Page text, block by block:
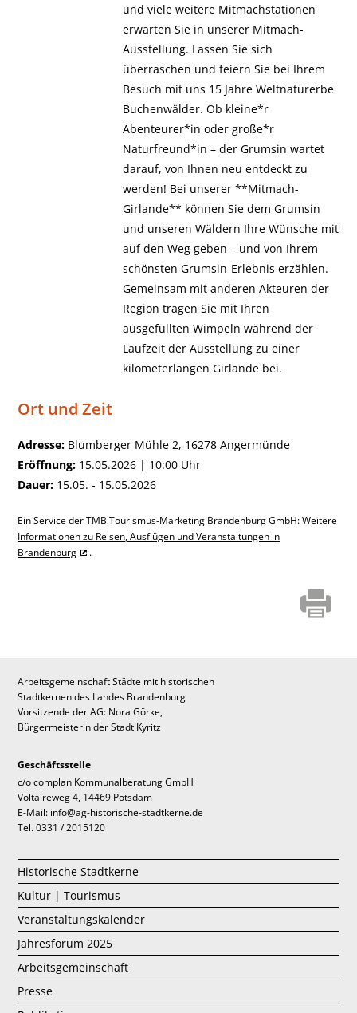
und viele weitere Mitmachstationen
erwarten Sie in unserer Mitmach-
Ausstellung. Lassen Sie sich
überraschen und feiern Sie bei Ihrem
Besuch mit uns 15 Jahre Weltnaturerbe
Buchenwälder. Ob kleine*r
Abenteurer*in oder große*r
Naturfreund*in – der Grumsin wartet
darauf, von Ihnen neu entdeckt zu
werden! Bei unserer **Mitmach-
Girlande** können Sie dem Grumsin
und unseren Wäldern Ihre Wünsche mit
auf den Weg geben – und von Ihrem
schönsten Grumsin-Erlebnis erzählen.
Gemeinsam mit anderen Akteuren der
Region tragen Sie mit Ihren
ausgefüllten Wimpeln während der
Laufzeit der Ausstellung zu einer
kilometerlangen Girlande bei.
Ort und Zeit
Adresse: Blumberger Mühle 2, 16278 Angermünde
Eröffnung: 15.05.2026 | 10:00 Uhr
Dauer: 15.05. - 15.05.2026
Ein Service der TMB Tourismus-Marketing Brandenburg GmbH: Weitere
Informationen zu Reisen, Ausflügen und Veranstaltungen in
Brandenburg
.
Arbeitsgemeinschaft Städte mit historischen
Stadtkernen des Landes Brandenburg
Vorsitzende der AG: Nora Görke,
Bürgermeisterin der Stadt Kyritz
Geschäftsstelle
c/o complan Kommunalberatung GmbH
Voltaireweg 4, 14469 Potsdam
E-Mail: info@ag-historische-stadtkerne.de
Tel. 0331 / 2015120
Historische Stadtkerne
Kultur | Tourismus
Veranstaltungskalender
Jahresforum 2025
Arbeitsgemeinschaft
Presse